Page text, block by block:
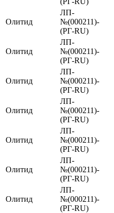
Олитид
ЛП-
№(000211)-
(РГ-RU)
Олитид
ЛП-
№(000211)-
(РГ-RU)
Олитид
ЛП-
№(000211)-
(РГ-RU)
Олитид
ЛП-
№(000211)-
(РГ-RU)
Олитид
ЛП-
№(000211)-
(РГ-RU)
Олитид
ЛП-
№(000211)-
(РГ-RU)
Олитид
ЛП-
№(000211)-
(РГ-RU)